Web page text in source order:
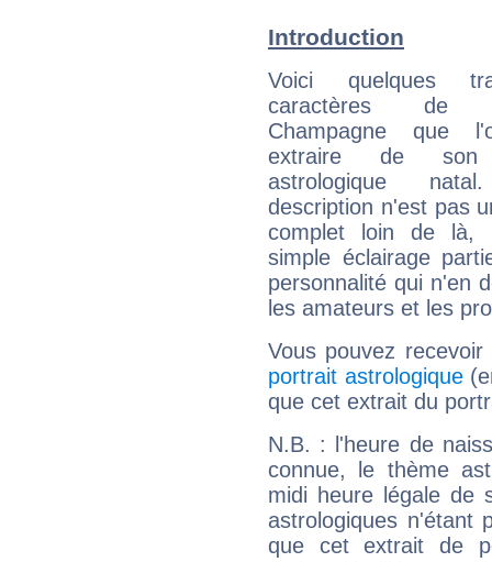
Introduction
Voici quelques
caractères de
Champagne que
extraire de son
astrologique
description n'est pas
complet loin de là,
simple éclairage
personnalité qui n'en
les amateurs et les
Vous pouvez
portrait astrologique
que cet extrait du
N.B. : l'heure de
connue, le thème
midi heure légale de
astrologiques n'étant
que cet extrait de